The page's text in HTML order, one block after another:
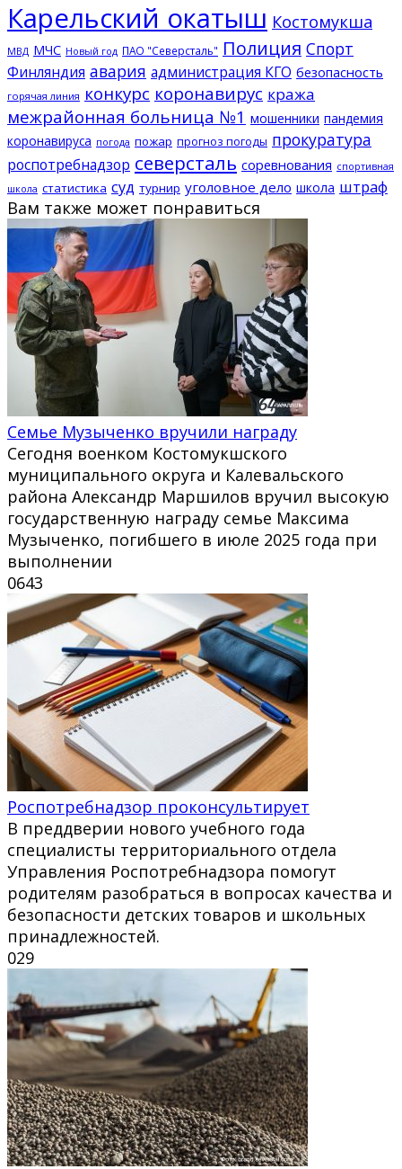
Карельский окатыш Костомукша
МВД МЧС Новый год ПАО "Северсталь" Полиция Спорт
Финляндия авария администрация КГО безопасность
горячая линия конкурс коронавирус кража
межрайонная больница №1 мошенники пандемия
коронавируса погода пожар прогноз погоды прокуратура
роспотребнадзор северсталь соревнования спортивная
школа статистика суд турнир уголовное дело школа штраф
Вам также может понравиться
Семье Музыченко вручили награду
Сегодня военком Костомукшского
муниципального округа и Калевальского
района Александр Маршилов вручил высокую
государственную награду семье Максима
Музыченко, погибшего в июле 2025 года при
выполнении
0643
Роспотребнадзор проконсультирует
В преддверии нового учебного года
специалисты территориального отдела
Управления Роспотребнадзора помогут
родителям разобраться в вопросах качества и
безопасности детских товаров и школьных
принадлежностей.
029